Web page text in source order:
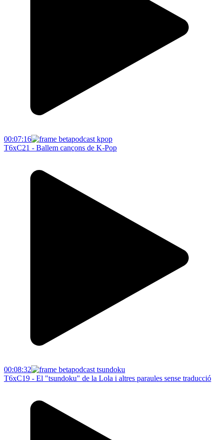
00:07:16
T6xC21 - Ballem cançons de K-Pop
00:08:32
T6xC19 - El "tsundoku" de la Lola i altres paraules sense traducció